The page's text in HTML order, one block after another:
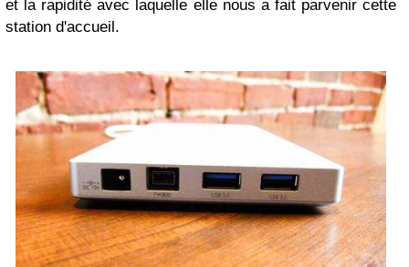
et la rapidité avec laquelle elle nous a fait parvenir cette
station d'accueil.